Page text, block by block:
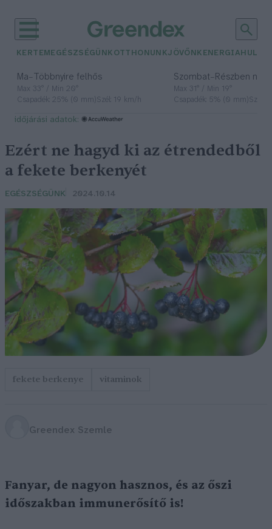
KERTEM EGÉSZSÉGÜNK OTTHONUNKJÖVŐNK ENERGIA
Ma– Többnyire felhős
Max 33° / Min 20°
Csapadék: 25% (0 mm)Szél: 19 km/h
Szombat– Részben
Max 31° / Min 19°
Csapadék: 5% (0 mm)Szél:
időjárási adatok:
Ezért ne hagyd ki az étrendedből
a fekete berkenyét
EGÉSZSÉGÜNK 2024.10.14
fekete berkenye vitaminok
Greendex Szemle
Fanyar, de nagyon hasznos, és az őszi
időszakban immunerősítő is!